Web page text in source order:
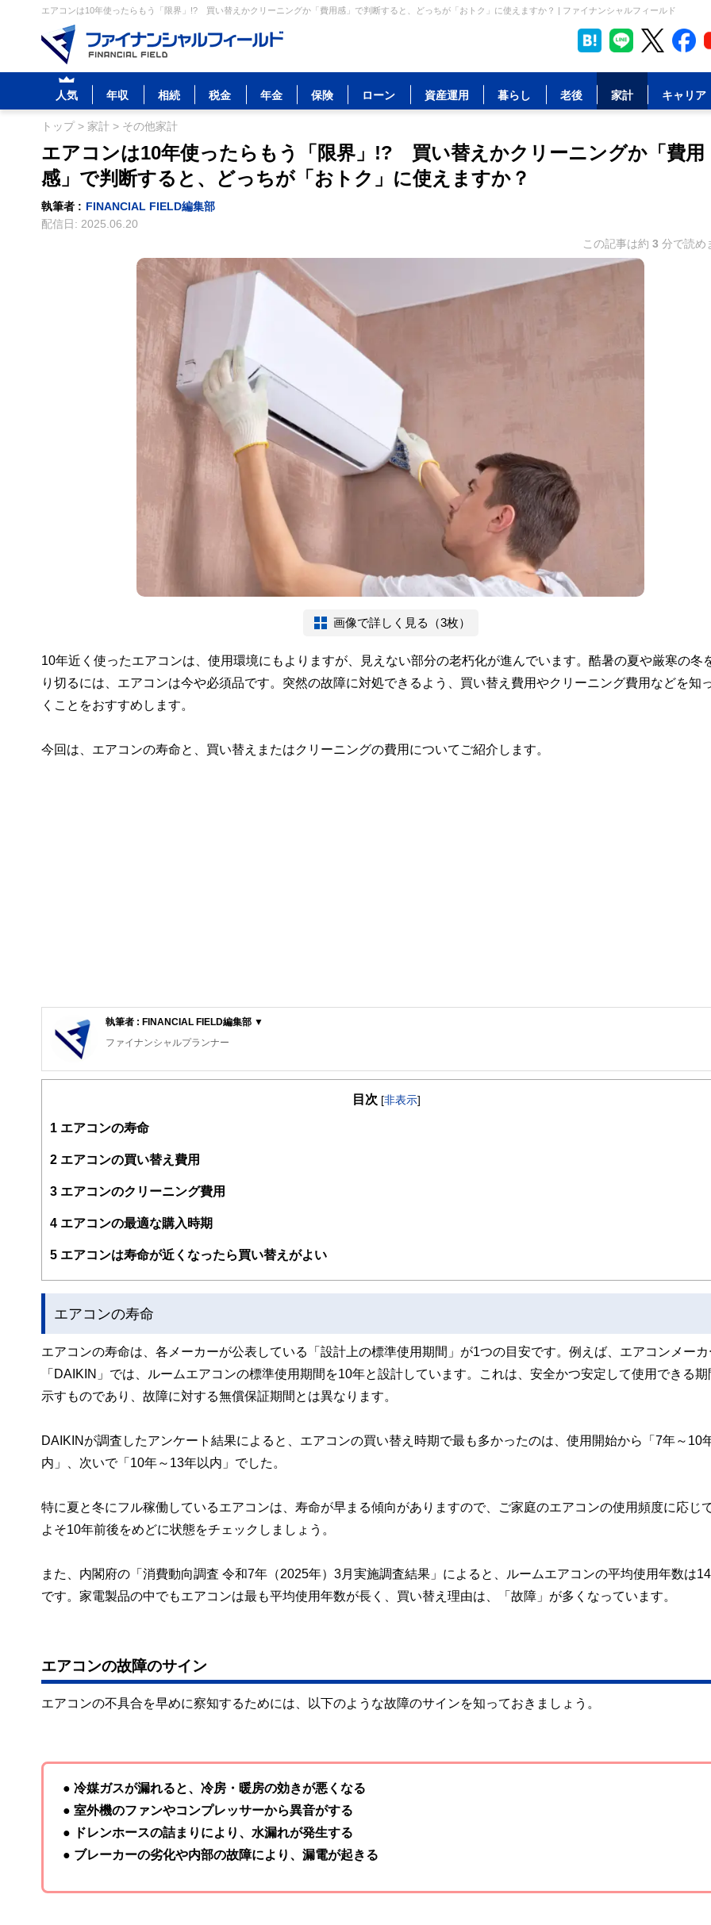
エアコンは10年使ったらもう「限界」!? 買い替えかクリーニングか「費用感」で判断すると、どっちが「おトク」に使えますか？ | ファイナンシャルフィールド
人気 年収 相続 税金 年金 保険 ローン 資産運用 暮らし 老後 家計 キャリア
トップ> 家計 > その他家計
エアコンは10年使ったらもう「限界」!? 買い替えかクリーニングか「費用
感」で判断すると、どっちが「おトク」に使えますか？
執筆者 : FINANCIAL FIELD編集部
配信日: 2025.06.20
この記事は約 3 分で読め
画像で詳しく見る（3枚）
10年近く使ったエアコンは、使用環境にもよりますが、見えない部分の老朽化が進んでいます。酷暑の夏や厳寒の冬
り切るには、エアコンは今や必須品です。突然の故障に対処できるよう、買い替え費用やクリーニング費用などを知
くことをおすすめします。
今回は、エアコンの寿命と、買い替えまたはクリーニングの費用についてご紹介します。
執筆者 : FINANCIAL FIELD編集部 ▼
ファイナンシャルプランナー
FinancialField編集部は、金融、経済に関する記事を、日々の暮らしにどのような影響を与えるかという視点で、お金の知識がない方でも理解
案から記事掲載まですべての工程に関わることで、読者目線のコンテンツを追求しています。
FinancialFieldの特徴は、ファイナンシャルプランナー、弁護士、税理士、宅地建物取引士、相続診断士、住宅ローンアドバイザー、DCプラン
ー、公認会計士、社会保険労務士、行政書士、投資アナリスト、キャリアコンサルタントなど150名以上の有資格者を執筆者・監修者として迎
と、読み応えのあるコンテンツと確かな情報発信を実現しています。
私たちは、快適でより良い生活のアイデアを提供するお金のコンシェルジュを目指します。
目次 [非表示]
1 エアコンの寿命
2 エアコンの買い替え費用
3 エアコンのクリーニング費用
4 エアコンの最適な購入時期
5 エアコンは寿命が近くなったら買い替えがよい
エアコンの寿命
エアコンの寿命は、各メーカーが公表している「設計上の標準使用期間」が1つの目安です。例えば、エアコンメーカ
「DAIKIN」では、ルームエアコンの標準使用期間を10年と設計しています。これは、安全かつ安定して使用できる期
示すものであり、故障に対する無償保証期間とは異なります。
DAIKINが調査したアンケート結果によると、エアコンの買い替え時期で最も多かったのは、使用開始から「7年～10
内」、次いで「10年～13年以内」でした。
特に夏と冬にフル稼働しているエアコンは、寿命が早まる傾向がありますので、ご家庭のエアコンの使用頻度に応じ
よそ10年前後をめどに状態をチェックしましょう。
また、内閣府の「消費動向調査 令和7年（2025年）3月実施調査結果」によると、ルームエアコンの平均使用年数は
です。家電製品の中でもエアコンは最も平均使用年数が長く、買い替え理由は、「故障」が多くなっています。
エアコンの故障のサイン
エアコンの不具合を早めに察知するためには、以下のような故障のサインを知っておきましょう。
● 冷媒ガスが漏れると、冷房・暖房の効きが悪くなる
● 室外機のファンやコンプレッサーから異音がする
● ドレンホースの詰まりにより、水漏れが発生する
● ブレーカーの劣化や内部の故障により、漏電が起きる